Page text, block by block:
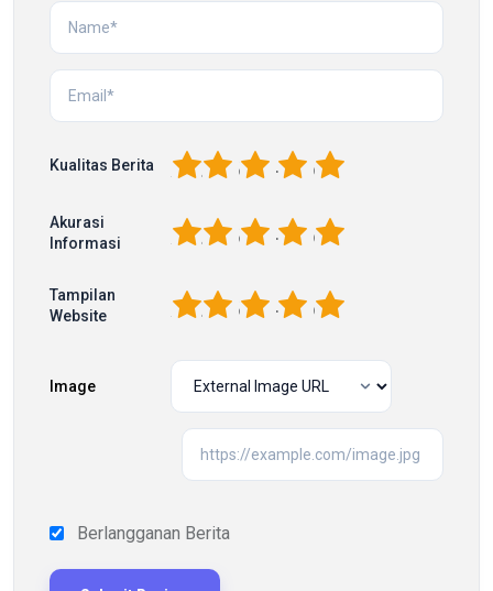
Kualitas Berita 5
4
3
2
Akurasi
Informasi
5
4
3
2
Tampilan
Website
5
4
3
2
Image
Berlangganan Berita